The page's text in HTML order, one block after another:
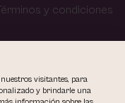
y condiciones
Accesibilidad
visitantes, para
y brindarle una